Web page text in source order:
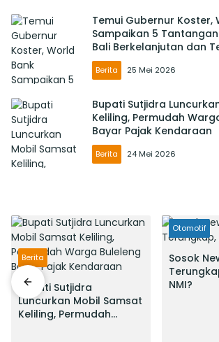
Temui Gubernur Koster,
Sampaikan 5
Bali Berkelanjutan dan
Primadona
Berita 25 Mei 2026
Bupati Sutjidra
Keliling, Permudah
Bayar Pajak Kendaraan
Berita 24 Mei 2026
Berita
Bupati Sutjidra
Luncurkan Mobil Samsat
Keliling, Permudah
Otomotif
Sosok
NMI?